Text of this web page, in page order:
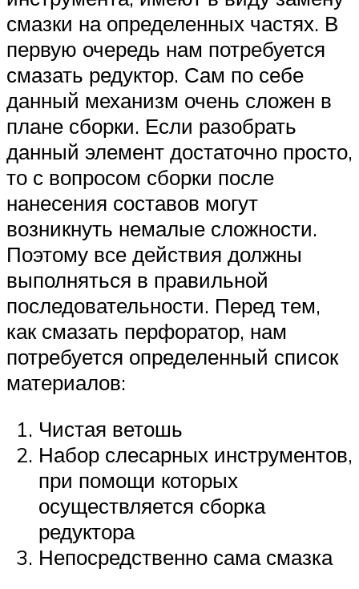
смазки на определенных частях. В
первую очередь нам потребуется
смазать редуктор. Сам по себе
данный механизм очень сложен в
плане сборки. Если разобрать
данный элемент достаточно просто,
то с вопросом сборки после
нанесения составов могут
возникнуть немалые сложности.
Поэтому все действия должны
выполняться в правильной
последовательности. Перед тем,
как смазать перфоратор, нам
потребуется определенный список
материалов:
Чистая ветошь
Набор слесарных инструментов,
при помощи которых
осуществляется сборка
редуктора
Непосредственно сама смазка